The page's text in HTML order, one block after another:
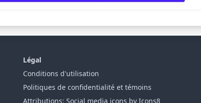
Légal
Conditions d'utilisation
Politiques de confidentialité et témoins
Attributions: Social media icons by Icons8